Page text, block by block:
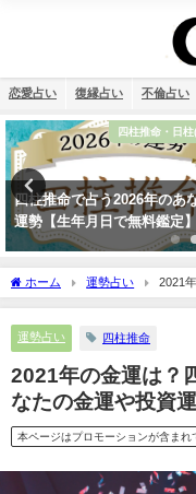
恋愛占い 復縁占い 不倫占い
スピリチ
2026年のラッキーパワース
はカーネリアン！恋愛・仕
急上昇する理由
ホーム 運勢占い
2021
運や投資運【完全無料で当たる！
運勢占い 四柱推命
2021年の金運は？
なたの金運や投資
本ページはプロモーションが含まれ